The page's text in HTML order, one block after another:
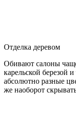
Отделка деревом
Обивают салоны
карельской березой
абсолютно разные
же наоборот